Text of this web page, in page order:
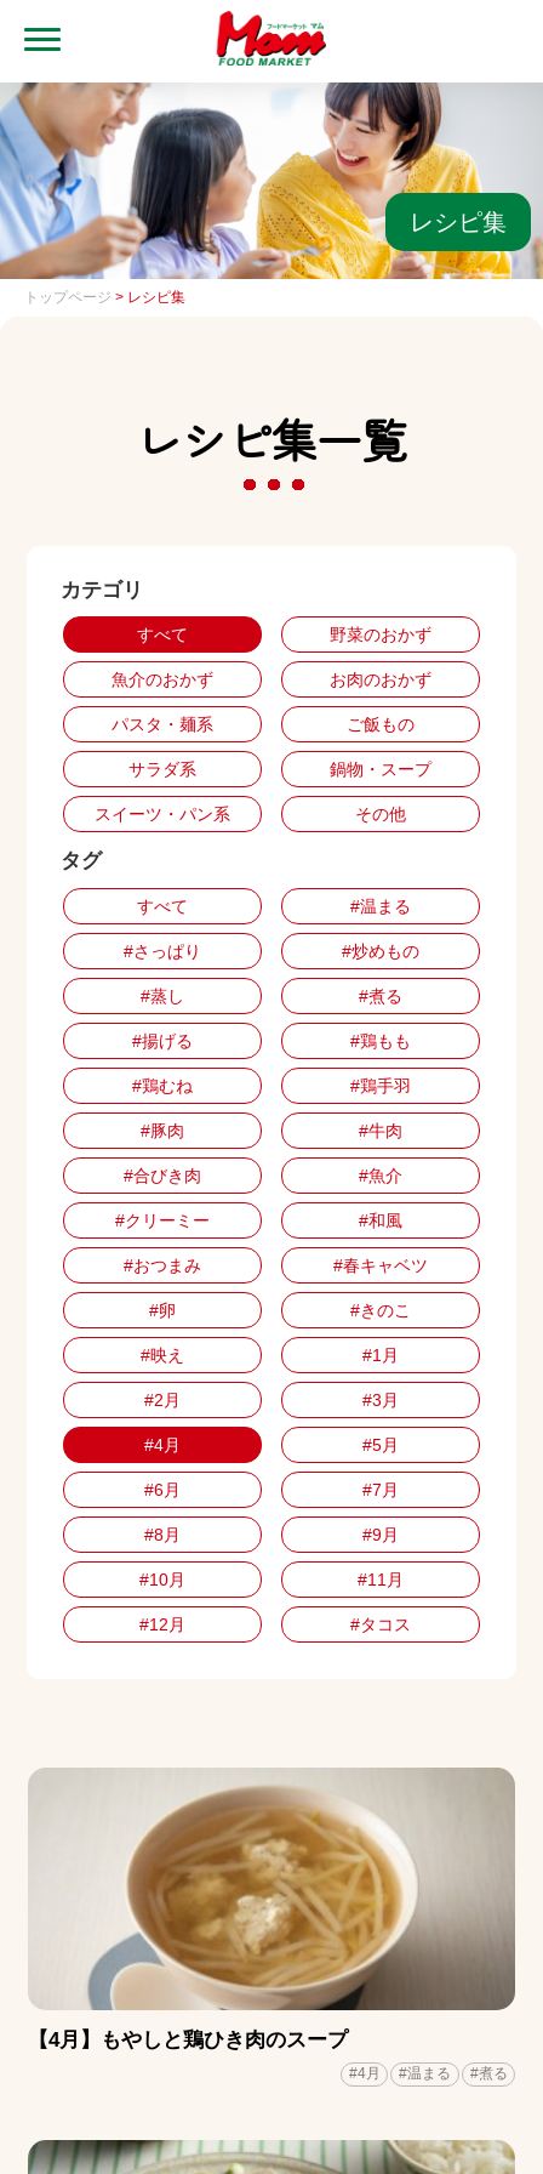
トップ
ブランド・店舗
マムアプリ
マムEdy
出店用地募集
レシピ集
トップページ > レシピ集
レシピ集一覧
カテゴリ
すべて 野菜のおかず
魚介のおかず お肉のおかず
パスタ・麺系 ご飯もの
サラダ系 鍋物・スープ
スイーツ・パン系 その他
タグ
すべて #温まる
#さっぱり #炒めもの
#蒸し #煮る
#揚げる #鶏もも
#鶏むね #鶏手羽
#豚肉 #牛肉
#合びき肉 #魚介
#クリーミー #和風
#おつまみ #春キャベツ
#卵 #きのこ
#映え #1月
#2月 #3月
#4月 #5月
#6月 #7月
#8月 #9月
#10月 #11月
#12月 #タコス
【4月】もやしと鶏ひき肉のスープ
#4月 #温まる #煮る